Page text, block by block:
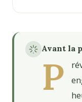
Avant la
P